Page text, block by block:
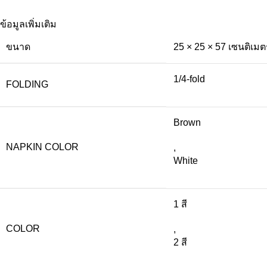
ข้อมูลเพิ่มเติม
ขนาด 25 × 25 × 57 เซนติเม
FOLDING
1/4-fold
NAPKIN COLOR
Brown
,
White
COLOR
1 สี
,
2 สี